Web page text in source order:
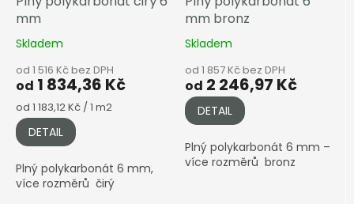
mm
Skladem
od 1 516 Kč bez DPH
od 1 834,36 Kč
Měrná
cena:
od 1 183,12 Kč / 1 m2
DETAIL
Plný polykarbonát 6 mm,
více rozměrů čirý
mm bronz
Skladem
od 1 857 Kč bez DPH
od 2 246,97 Kč
DETAIL
Plný polykarbonát 6 mm –
více rozměrů bronz